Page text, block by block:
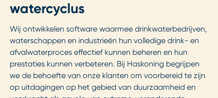
watercyclus
Wij ontwikkelen software waarmee drinkwaterbedrijven,
waterschappen en industrieën hun volledige drink- en
afvalwaterproces effectief kunnen beheren en hun
prestaties kunnen verbeteren. Bij Haskoning begrijpen
we de behoefte van onze klanten om voorbereid te zijn
op uitdagingen op het gebied van duurzaamheid en